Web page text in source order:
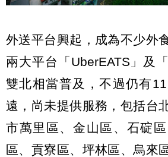
外送平台興起，成為不少外
兩大平台「UberEATS」及
雙北相當普及，不過仍有
遠，尚未提供服務，包括台
市萬里區、金山區、石碇
區、貢寮區、坪林區、烏來